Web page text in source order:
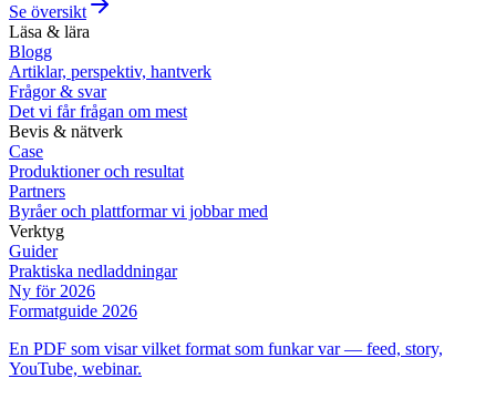
Se översikt
Läsa & lära
Blogg
Artiklar, perspektiv, hantverk
Frågor & svar
Det vi får frågan om mest
Bevis & nätverk
Case
Produktioner och resultat
Partners
Byråer och plattformar vi jobbar med
Verktyg
Guider
Praktiska nedladdningar
Ny för 2026
Formatguide 2026
En PDF som visar vilket format som funkar var — feed, story,
YouTube, webinar.